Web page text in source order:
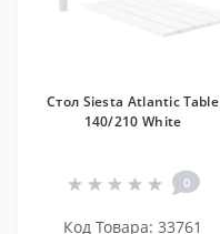
Cтол Siesta Atlantic Table
140/210 White
0
Код Товара: 33761